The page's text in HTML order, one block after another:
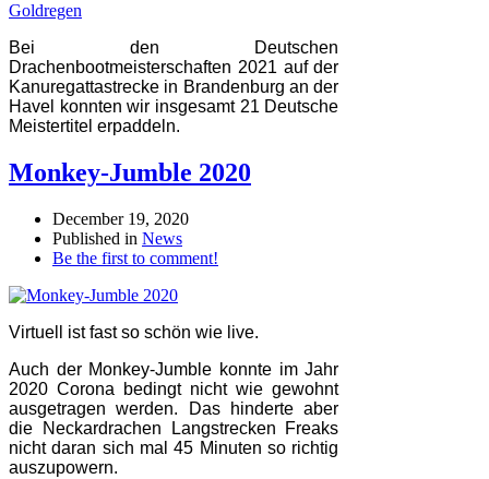
Bei den Deutschen
Drachenbootmeisterschaften 2021 auf der
Kanuregattastrecke in Brandenburg an der
Havel konnten wir insgesamt 21 Deutsche
Meistertitel erpaddeln.
Monkey-Jumble 2020
December 19, 2020
Published in News
Be the first to comment!
Virtuell ist fast so schön wie live.
Auch der Monkey-Jumble konnte im Jahr
2020 Corona bedingt nicht wie gewohnt
ausgetragen werden. Das hinderte aber
die Neckardrachen Langstrecken Freaks
nicht daran sich mal 45 Minuten so richtig
auszupowern.